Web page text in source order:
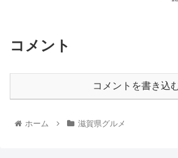
コメント
コメントを書き込
ホーム 滋賀県グルメ